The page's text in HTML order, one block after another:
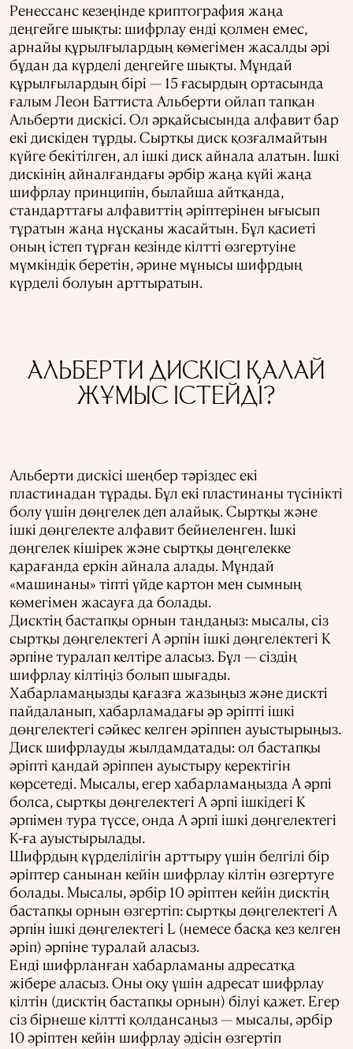
Ренессанс кезеңінде криптография жаңа
деңгейге шықты: шифрлау енді қолмен емес,
арнайы құрылғылардың көмегімен жасалды әрі
бұдан да күрделі деңгейге шықты. Мұндай
құрылғылардың бірі — 15 ғасырдың ортасында
ғалым Леон Баттиста Альберти ойлап тапқан
Альберти дискісі. Ол әрқайсысында алфавит бар
екі дискіден тұрды. Сыртқы диск қозғалмайтын
күйге бекітілген, ал ішкі диск айнала алатын. Ішкі
дискінің айналғандағы әрбір жаңа күйі жаңа
шифрлау принципін, былайша айтқанда,
стандарттағы алфавиттің әріптерінен ығысып
тұратын жаңа нұсқаны жасайтын. Бұл қасиеті
оның істеп тұрған кезінде кілтті өзгертуіне
мүмкіндік беретін, әрине мұнысы шифрдың
күрделі болуын арттыратын.
АЛЬБЕРТИ ДИСКІСІ ҚАЛАЙ
ЖҰМЫС ІСТЕЙДІ?
Альберти дискісі шеңбер тәріздес екі
пластинадан тұрады. Бұл екі пластинаны түсінікті
болу үшін дөңгелек деп алайық. Сыртқы және
ішкі дөңгелекте алфавит бейнеленген. Ішкі
дөңгелек кішірек және сыртқы дөңгелекке
қарағанда еркін айнала алады. Мұндай
«машинаны» тіпті үйде картон мен сымның
көмегімен жасауға да болады.
Дисктің бастапқы орнын таңдаңыз: мысалы, сіз
сыртқы дөңгелектегі A әрпін ішкі дөңгелектегі K
әрпіне туралап келтіре аласыз. Бұл — сіздің
шифрлау кілтіңіз болып шығады.
Хабарламаңызды қағазға жазыңыз және дискті
пайдаланып, хабарламадағы әр әріпті ішкі
дөңгелектегі сәйкес келген әріппен ауыстырыңыз.
Диск шифрлауды жылдамдатады: ол бастапқы
әріпті қандай әріппен ауыстыру керектігін
көрсетеді. Мысалы, егер хабарламаңызда A әрпі
болса, сыртқы дөңгелектегі A әрпі ішкідегі K
әрпімен тура түссе, онда A әрпі ішкі дөңгелектегі
K-ға ауыстырылады.
Шифрдың күрделілігін арттыру үшін белгілі бір
әріптер санынан кейін шифрлау кілтін өзгертуге
болады. Мысалы, әрбір 10 әріптен кейін дисктің
бастапқы орнын өзгертіп: сыртқы дөңгелектегі A
әрпін ішкі дөңгелектегі L (немесе басқа кез келген
әріп) әрпіне туралай аласыз.
Енді шифрланған хабарламаны адресатқа
жібере аласыз. Оны оқу үшін адресат шифрлау
кілтін (дисктің бастапқы орнын) білуі қажет. Егер
сіз бірнеше кілтті қолдансаңыз — мысалы, әрбір
10 әріптен кейін шифрлау әдісін өзгертіп